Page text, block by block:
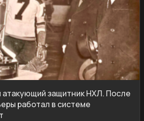
атакующий защитник НХЛ. После
работал в системе